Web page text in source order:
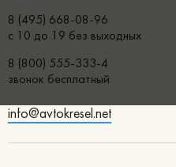
8 (495) 668-08-96
с 10 до 19 без выходных
8 (800) 555-333-4
звонок бесплатный
info@avtokresel.net